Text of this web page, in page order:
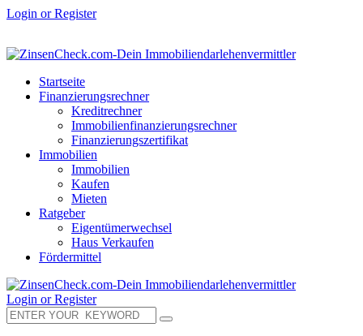
Login or Register
Startseite
Finanzierungsrechner
Kreditrechner
Immobilienfinanzierungsrechner
Finanzierungszertifikat
Immobilien
Immobilien
Kaufen
Mieten
Ratgeber
Eigentümerwechsel
Haus Verkaufen
Fördermittel
Login or Register